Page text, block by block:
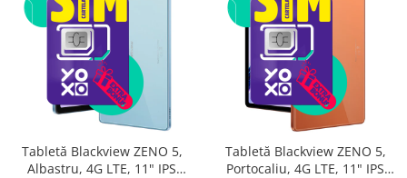
Tabletă Blackview ZENO 5,
Albastru, 4G LTE, 11" IPS
Tabletă Blackview ZENO 5,
Portocaliu, 4G LTE, 11" IPS